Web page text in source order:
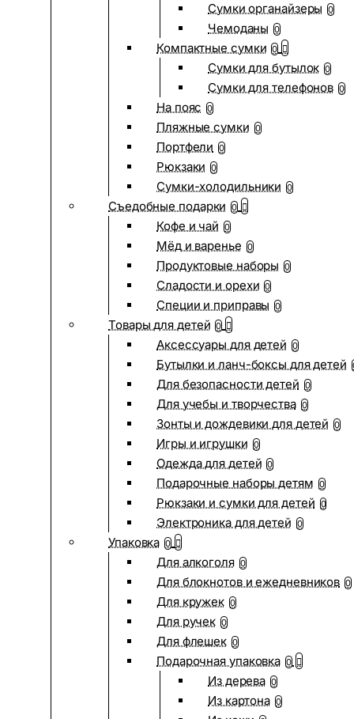
Сумки органайзеры 0
Чемоданы 0
Компактные сумки 0
Сумки для бутылок 0
Сумки для телефонов 0
На пояс 0
Пляжные сумки 0
Портфели 0
Рюкзаки 0
Сумки-холодильники 0
Съедобные подарки 0
Кофе и чай 0
Мёд и варенье 0
Продуктовые наборы 0
Сладости и орехи 0
Специи и приправы 0
Товары для детей 0
Аксессуары для детей 0
Бутылки и ланч-боксы для детей
Для безопасности детей 0
Для учебы и творчества 0
Зонты и дождевики для детей 0
Игры и игрушки 0
Одежда для детей 0
Подарочные наборы детям 0
Рюкзаки и сумки для детей 0
Электроника для детей 0
Упаковка 0
Для алкоголя 0
Для блокнотов и ежедневников 0
Для кружек 0
Для ручек 0
Для флешек 0
Подарочная упаковка 0
Из дерева 0
Из картона 0